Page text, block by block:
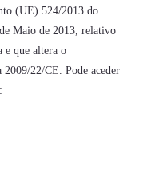
(UE) 524/2013 do
Maio de 2013, relativo
e que altera o
22/CE. Pode aceder